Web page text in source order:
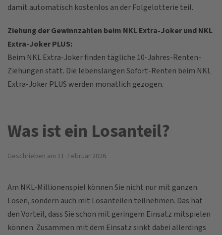
damit automatisch kostenlos an der Folgelotterie teil.
Ziehung der Gewinnzahlen beim NKL Extra-Joker und NKL
Extra-Joker PLUS:
Beim NKL Extra-Joker finden tägliche 10-Jahres-Renten-
Ziehungen statt. Die lebenslangen Sofort-Renten beim NKL
Extra-Joker PLUS werden monatlich gezogen.
Was ist ein Losanteil?
Geschrieben am 11. Februar 2026.
Am NKL-Millionenspiel können Sie nicht nur mit ganzen
Losen, sondern auch mit Losanteilen teilnehmen. Das hat
den Vorteil, dass Sie schon mit geringem Einsatz mitspielen
können. Zusammen mit dem Einsatz sinkt dabei allerdings